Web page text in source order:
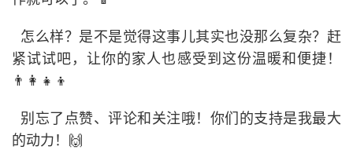
号
百
科
诈
知
紧试试吧，让你的家人也感受到这份温暖和便捷！
👨‍👩‍👧‍👦
的动力！🙌